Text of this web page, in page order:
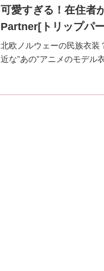
可愛すぎる！在住者
Partner[トリップパ
北欧ノルウェーの民族衣装
近な”あの”アニメのモデル